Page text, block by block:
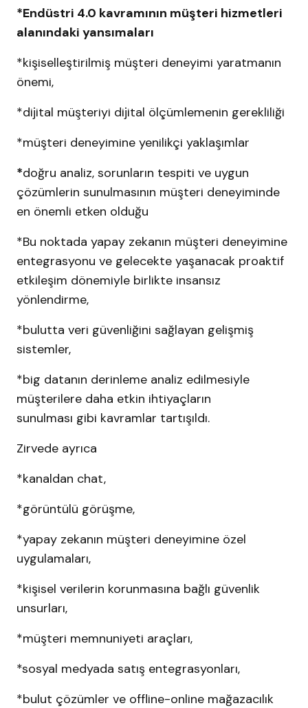
*Endüstri 4.0 kavramının müşteri hizmetleri
alanındaki yansımaları
*kişiselleştirilmiş müşteri deneyimi yaratmanın
önemi,
*dijital müşteriyi dijital ölçümlemenin gerekliliği
*müşteri deneyimine yenilikçi yaklaşımlar
*doğru analiz, sorunların tespiti ve uygun
çözümlerin sunulmasının müşteri deneyiminde
en önemli etken olduğu
*Bu noktada yapay zekanın müşteri deneyimine
entegrasyonu ve gelecekte yaşanacak proaktif
etkileşim dönemiyle birlikte insansız
yönlendirme,
*bulutta veri güvenliğini sağlayan gelişmiş
sistemler,
*big datanın derinleme analiz edilmesiyle
müşterilere daha etkin ihtiyaçların
sunulması gibi kavramlar tartışıldı.
Zirvede ayrıca
*kanaldan chat,
*görüntülü görüşme,
*yapay zekanın müşteri deneyimine özel
uygulamaları,
*kişisel verilerin korunmasına bağlı güvenlik
unsurları,
*müşteri memnuniyeti araçları,
*sosyal medyada satış entegrasyonları,
*bulut çözümler ve offline-online mağazacılık